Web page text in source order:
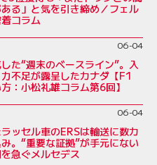
る」と気を引き締め／フェル
コラム
06-04
た“週末のベースライン”。入
不足が露呈したカナダ【F1
：小松礼雄コラム第6回】
06-04
ッセル車のERSは輸送に数カ
。“重要な証拠”が手元にない
急ぐメルセデス